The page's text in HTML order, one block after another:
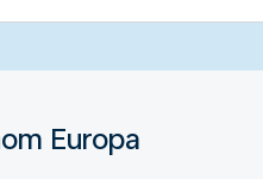
Europa